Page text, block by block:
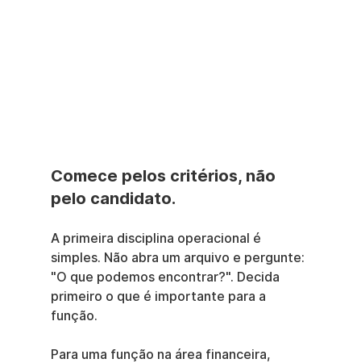
Comece pelos critérios, não
pelo candidato.
A primeira disciplina operacional é
simples. Não abra um arquivo e pergunte:
"O que podemos encontrar?". Decida
primeiro o que é importante para a
função.
Para uma função na área financeira,